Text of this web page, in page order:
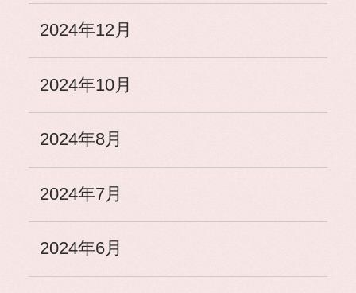
2024年12月
2024年10月
2024年8月
2024年7月
2024年6月